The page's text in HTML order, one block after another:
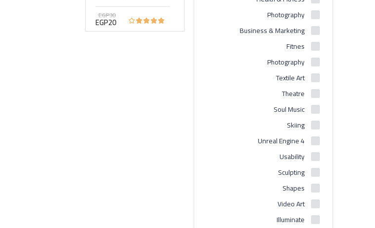
Photography
Business & Marketing
Fitnes
Photography
Textile Art
Theatre
Soul Music
Skiing
Unreal Engine 4
Usability
Sculpting
Shapes
Video Art
Illuminate
EGP30
EGP20